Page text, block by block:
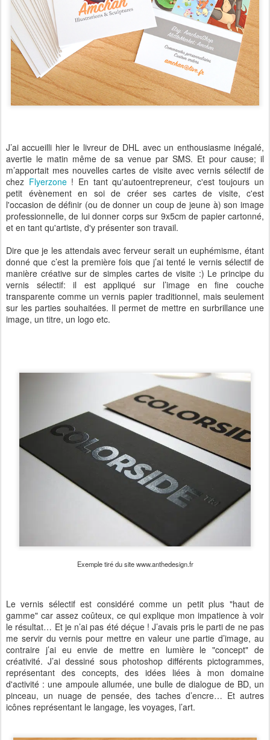
J’ai accueilli hier le livreur de DHL avec un enthousiasme inégalé,
avertie le matin même de sa venue par SMS. Et pour cause; il
m’apportait mes nouvelles cartes de visite avec vernis sélectif de
chez Flyerzone! En tant qu'autoentrepreneur, c'est toujours un
petit évènement en soi de créer ses cartes de visite, c'est
l'occasion de définir (ou de donner un coup de jeune à) son image
professionnelle, de lui donner corps sur 9x5cm de papier cartonné,
et en tant qu'artiste, d'y présenter son travail.
Dire que je les attendais avec ferveur serait un euphémisme, étant
donné que c’est la première fois que j’ai tenté le vernis sélectif de
manière créative sur de simples cartes de visite :) Le principe du
vernis sélectif: il est appliqué sur l’image en fine couche
transparente comme un vernis papier traditionnel, mais seulement
sur les parties souhaitées. Il permet de mettre en surbrillance une
image, un titre, un logo etc.
Exemple tiré du site www.anthedesign.fr
Le vernis sélectif est considéré comme un petit plus "haut de
gamme" car assez coûteux, ce qui explique mon impatience à voir
le résultat… Et je n’ai pas été déçue ! J’avais pris le parti de ne pas
me servir du vernis pour mettre en valeur une partie d’image, au
contraire j’ai eu envie de mettre en lumière le "concept" de
créativité. J’ai dessiné sous photoshop différents pictogrammes,
représentant des concepts, des idées liées à mon domaine
d'activité : une ampoule allumée, une bulle de dialogue de BD, un
pinceau, un nuage de pensée, des taches d’encre… Et autres
icônes représentant le langage, les voyages, l’art.